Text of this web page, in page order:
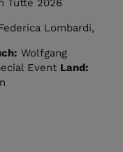
Tutte 2026
Lombardi,
Wolfgang
Event Land: